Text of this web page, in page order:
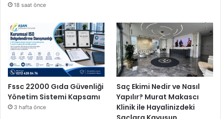
18 saat önce
Fssc 22000 Gıda Güvenliği
Yönetim Sistemi Kapsamı
3 hafta önce
Saç Ekimi Nedir ve Nasıl
Yapılır? Murat Makascı
Klinik ile Hayalinizdeki